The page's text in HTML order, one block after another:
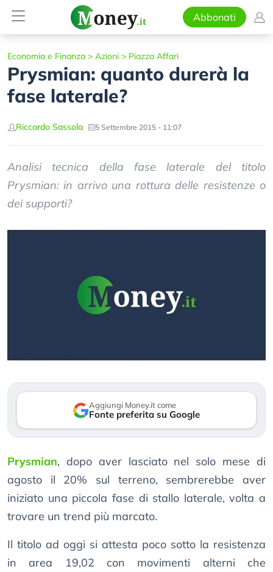
Abbonati
Economia e Finanza > Azioni > Piazza Affari
Prysmian: quanto durerà la
fase laterale?
Riccardo Sassola 5 Settembre 2015 - 11:07
Analisi tecnica della fase laterale del titolo
Prysmian: in arrivo una rottura delle resistenze o
dei supporti?
Aggiungi Money.it come
Fonte preferita su Google
Prysmian, dopo aver lasciato nel solo mese di
agosto il 20% sul terreno, sembrerebbe aver
iniziato una piccola fase di stallo laterale, volta a
trovare un trend più marcato.
Il titolo ad oggi si attesta poco sotto la resistenza
in area 19,02 con movimenti alterni che